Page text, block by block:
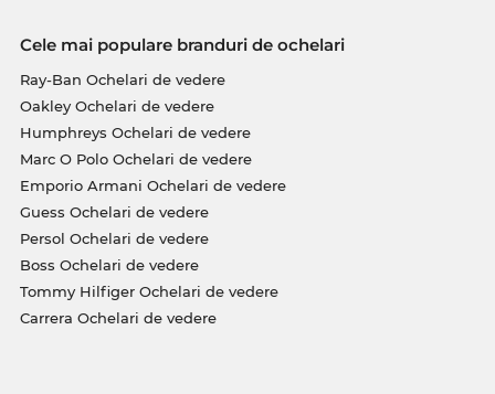
Cele mai populare branduri de ochelari
Ray-Ban Ochelari de vedere
Oakley Ochelari de vedere
Humphreys Ochelari de vedere
Marc O Polo Ochelari de vedere
Emporio Armani Ochelari de vedere
Guess Ochelari de vedere
Persol Ochelari de vedere
Boss Ochelari de vedere
Tommy Hilfiger Ochelari de vedere
Carrera Ochelari de vedere